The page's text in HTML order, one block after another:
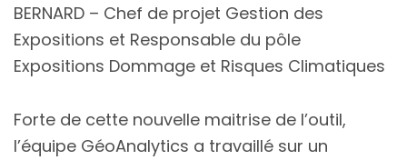
BERNARD – Chef de projet Gestion des
Expositions et Responsable du pôle
Expositions Dommage et Risques Climatiques
Forte de cette nouvelle maitrise de l’outil,
l’équipe GéoAnalytics a travaillé sur un